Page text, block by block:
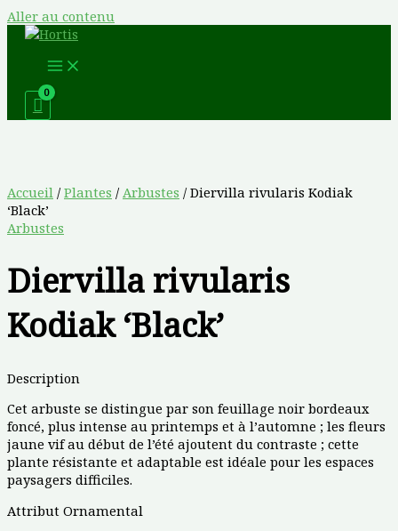
Aller au contenu
Accueil / Plantes / Arbustes / Diervilla rivularis Kodiak
‘Black’
Arbustes
Diervilla rivularis
Kodiak ‘Black’
Description
Cet arbuste se distingue par son feuillage noir bordeaux
foncé, plus intense au printemps et à l’automne ; les fleurs
jaune vif au début de l’été ajoutent du contraste ; cette
plante résistante et adaptable est idéale pour les espaces
paysagers difficiles.
Attribut Ornamental